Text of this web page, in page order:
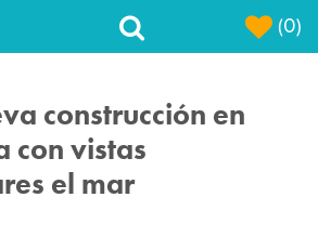
(0)
construcción en
con vistas
el mar